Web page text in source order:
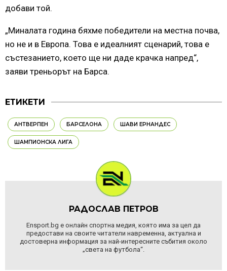
добави той.
„Миналата година бяхме победители на местна почва,
но не и в Европа. Това е идеалният сценарий, това е
състезанието, което ще ни даде крачка напред“,
заяви треньорът на Барса.
ЕТИКЕТИ
АНТВЕРПЕН БАРСЕЛОНА ШАВИ ЕРНАНДЕС
ШАМПИОНСКА ЛИГА
РАДОСЛАВ ПЕТРОВ
Ensport.bg е онлайн спортна медия, която има за цел да
предостави на своите читатели навременна, актуална и
достоверна информация за най-интересните събития около
„света на футбола“.